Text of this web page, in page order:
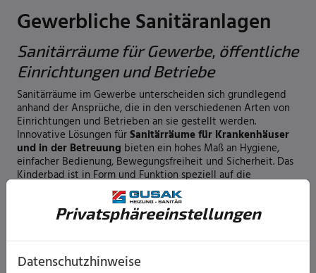
Gewerbliche Sanitäranlagen
Sanitärräume für Gewerbe, öffentliche
Einrichtungen und Betriebe
Sanitärräume im Gewerbe unterscheiden sich grundlegend
anhand der Ansprüche, die in den verschiedenen Arten von
Einrichtungen und Betrieben an sie gestellt werden.
Innovative Lösungen fürSanitärräume für Krankenhäuser
und in der Betreuung bieten ein hohes Maß an Hygiene,
einfacher Bedienung, Bewegungsfreiheit und Sicherheit. Das
Kinderbad ist in Form und Funktion speziell auf die
Benutzung durch Kinder ausgerichtet und integriert in
Sanitärräume für Kindertagesstätten und Kindergärten
kindgerechte Sanitärkonzepte.
Privatsphäre­einstellungen
Datenschutzhinweise